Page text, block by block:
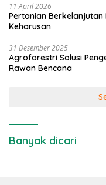
11 April 2026
Pertanian Berkelanjutan
Keharusan
31 Desember 2025
Agroforestri Solusi
Rawan Bencana
Banyak dicari